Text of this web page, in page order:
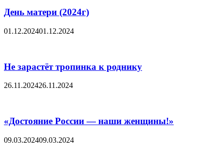
День матери (2024г)
01.12.202401.12.2024
Не зарастёт тропинка к роднику
26.11.202426.11.2024
«Достояние России — наши женщины!»
09.03.202409.03.2024